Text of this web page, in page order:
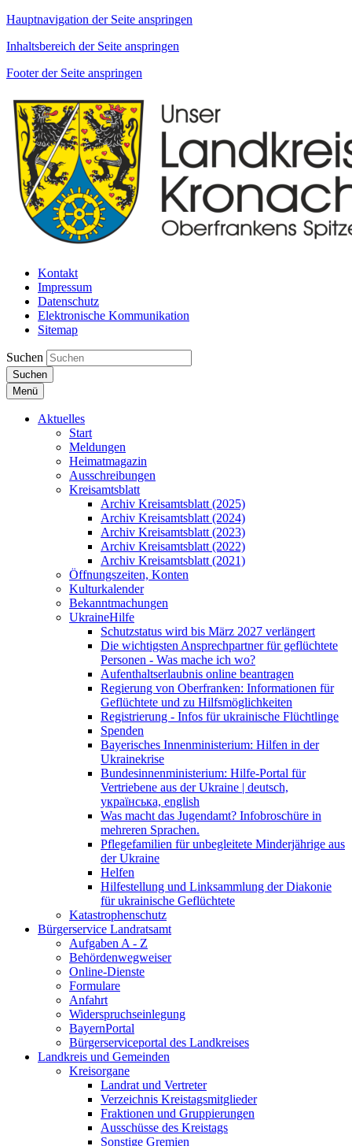
Hauptnavigation der Seite anspringen
Inhaltsbereich der Seite anspringen
Footer der Seite anspringen
Kontakt
Impressum
Datenschutz
Elektronische Kommunikation
Sitemap
Suchen
Suchen
Menü
Aktuelles
Start
Meldungen
Heimatmagazin
Ausschreibungen
Kreisamtsblatt
Archiv Kreisamtsblatt (2025)
Archiv Kreisamtsblatt (2024)
Archiv Kreisamtsblatt (2023)
Archiv Kreisamtsblatt (2022)
Archiv Kreisamtsblatt (2021)
Öffnungszeiten, Konten
Kulturkalender
Bekanntmachungen
UkraineHilfe
Schutzstatus wird bis März 2027 verlängert
Die wichtigsten Ansprechpartner für geflüchtete
Personen - Was mache ich wo?
Aufenthaltserlaubnis online beantragen
Regierung von Oberfranken: Informationen für
Geflüchtete und zu Hilfsmöglichkeiten
Registrierung - Infos für ukrainische Flüchtlinge
Spenden
Bayerisches Innenministerium: Hilfen in der
Ukrainekrise
Bundesinnenministerium: Hilfe-Portal für
Vertriebene aus der Ukraine | deutsch,
українська, english
Was macht das Jugendamt? Infobroschüre in
mehreren Sprachen.
Pflegefamilien für unbegleitete Minderjährige aus
der Ukraine
Helfen
Hilfestellung und Linksammlung der Diakonie
für ukrainische Geflüchtete
Katastrophenschutz
Bürgerservice Landratsamt
Aufgaben A - Z
Behördenwegweiser
Online-Dienste
Formulare
Anfahrt
Widerspruchseinlegung
BayernPortal
Bürgerserviceportal des Landkreises
Landkreis und Gemeinden
Kreisorgane
Landrat und Vertreter
Verzeichnis Kreistagsmitglieder
Fraktionen und Gruppierungen
Ausschüsse des Kreistags
Sonstige Gremien